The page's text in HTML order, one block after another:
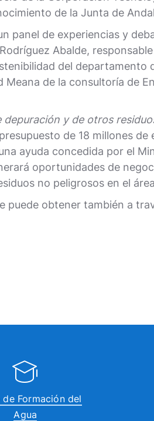
de la Junta de
panel de experiencias y
Abalde,
del departamento
de la consultoría de
y de otros
de 18 millones
ayuda concedida por el
oportunidades de
no peligrosos en el
puede obtener también a
de Formación del
Agua